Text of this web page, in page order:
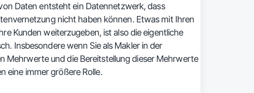
Daten entsteht ein Datennetzwerk, dass
nicht haben können. Etwas mit Ihren
Kunden weiterzugeben, ist also die eigentliche
Insbesondere wenn Sie als Makler in der
Mehrwerte und die Bereitstellung dieser Mehrwerte
eine immer größere Rolle.